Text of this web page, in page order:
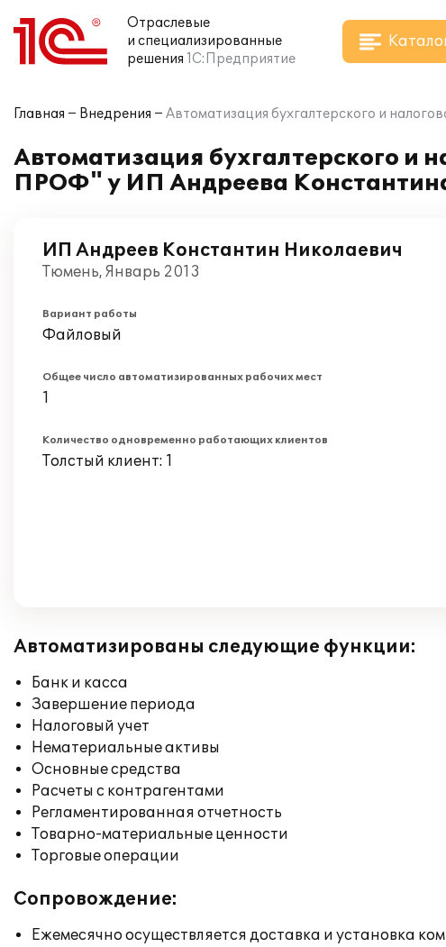
Отраслевые
и специализированные
решения 1С:Предприятие
Главная Внедрения Автоматизация бухгалтерского и
Автоматизация бухгалтерского и
ПРОФ" у ИП Андреева
ИП Андреев Константин Николаевич
Тюмень, Январь 2013
Вариант работы
Файловый
Общее число автоматизированных рабочих мест
1
Количество одновременно работающих клиентов
Толстый клиент: 1
Автоматизированы следующие функции:
Банк и касса
Завершение периода
Налоговый учет
Нематериальные активы
Основные средства
Расчеты с контрагентами
Регламентированная отчетность
Товарно-материальные ценности
Торговые операции
Сопровождение:
Ежемесячно осуществляется доставка и установка